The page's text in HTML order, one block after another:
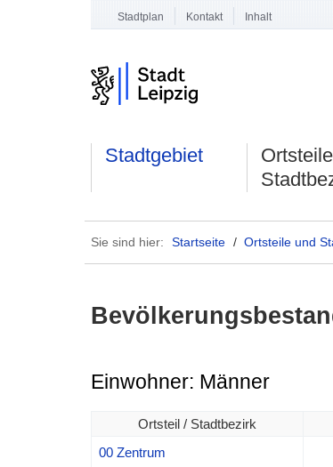
Stadtplan Kontakt Inhalt
Stadtgebiet
Sie sind hier: Startseite / Ortsteile und
Einwohner: Männer
Ortsteil / Stadtbezirk
00 Zentrum